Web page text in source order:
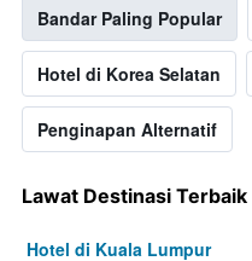
Bandar Paling Popular
Hotel di Korea Selatan
Penginapan Alternatif
Lawat Destinasi Terbaik
Hotel di Kuala Lumpur